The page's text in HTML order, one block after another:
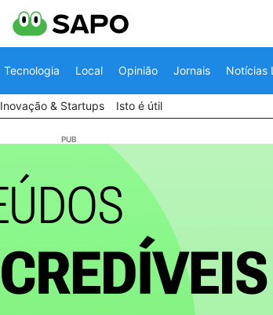
Tecnologia Local Opinião Jornais Notícias
Inovação & Startups Isto é útil